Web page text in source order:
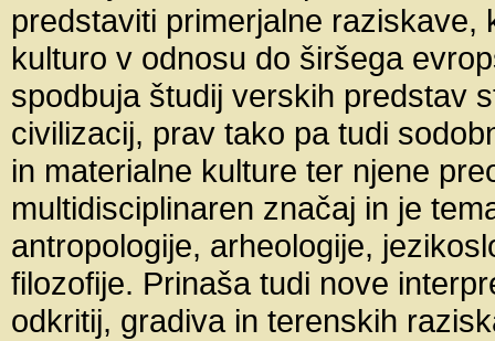
predstaviti primerjalne raziskave,
kulturo v odnosu do širšega
spodbuja študij verskih predstav
civilizacij, prav tako pa tudi
in materialne kulture ter njene
multidisciplinaren značaj in je
antropologije, arheologije,
filozofije. Prinaša tudi nove
odkritij, gradiva in terenskih